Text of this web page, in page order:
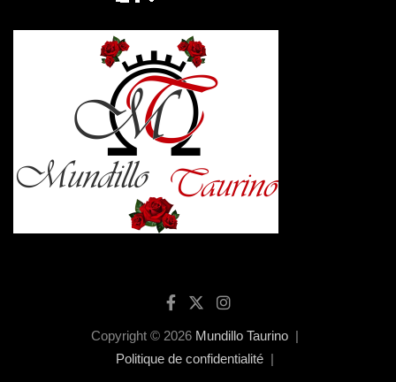
Copyright © 2026 Mundillo Taurino
Politique de confidentialité